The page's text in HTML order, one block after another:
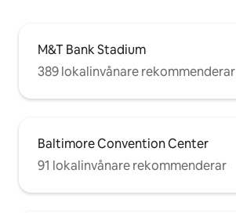
M&T Bank Stadium
389 lokalinvånare rekommenderar
Baltimore Convention Center
91 lokalinvånare rekommenderar